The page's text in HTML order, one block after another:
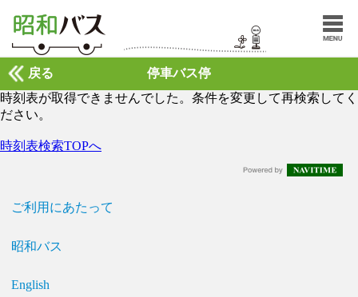
停車バス停
戻る
時刻表が取得できませんでした。条件を変更して再検索してく
ださい。
時刻表検索TOPへ
ご利用にあたって
昭和バス
English